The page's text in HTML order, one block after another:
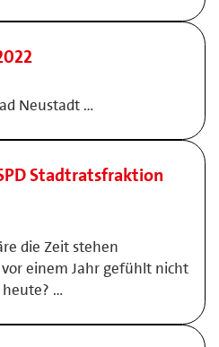
Neustadt …
Stadtratsfraktion
die Zeit stehen
einem Jahr gefühlt nicht
…